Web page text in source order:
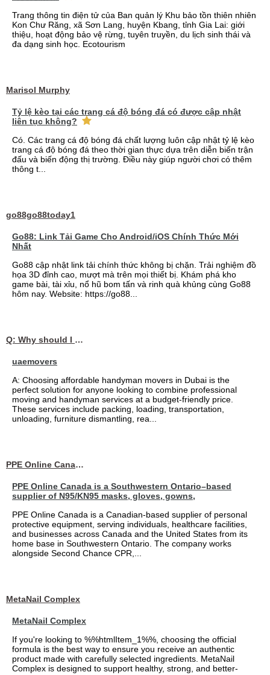
Trang thông tin điện tử của Ban quản lý Khu bảo tồn thiên nhiên
Kon Chư Răng, xã Sơn Lang, huyện Kbang, tỉnh Gia Lai: giới
thiệu, hoạt động bảo vệ rừng, tuyên truyền, du lịch sinh thái và
đa dạng sinh học. Ecotourism
Marisol Murphy
Tỷ lệ kèo tại các trang cá độ bóng đá có được cập nhật
liên tục không?
Có. Các trang cá độ bóng đá chất lượng luôn cập nhật tỷ lệ kèo
trang cá độ bóng đá theo thời gian thực dựa trên diễn biến trận
đấu và biến động thị trường. Điều này giúp người chơi có thêm
thông t...
go88go88today1
Go88: Link Tải Game Cho Android/iOS Chính Thức Mới
Nhất
Go88 cập nhật link tải chính thức không bị chặn. Trải nghiệm đồ
họa 3D đỉnh cao, mượt mà trên mọi thiết bị. Khám phá kho
game bài, tài xỉu, nổ hũ bom tấn và rinh quà khủng cùng Go88
hôm nay. Website: https://go88...
Q: Why should I choose affordable handyman movers in Dubai for my relocation and maintenance needs?
uaemovers
A: Choosing affordable handyman movers in Dubai is the
perfect solution for anyone looking to combine professional
moving and handyman services at a budget-friendly price.
These services include packing, loading, transportation,
unloading, furniture dismantling, rea...
PPE Online Canada – Bulk PPE Supplier | N95, Gloves, Masks & Medical Supplies
PPE Online Canada is a Southwestern Ontario–based
supplier of N95/KN95 masks, gloves, gowns,
PPE Online Canada is a Canadian-based supplier of personal
protective equipment, serving individuals, healthcare facilities,
and businesses across Canada and the United States from its
home base in Southwestern Ontario. The company works
alongside Second Chance CPR,...
MetaNail Complex
MetaNail Complex
If you're looking to %%htmlItem_1%%, choosing the official
formula is the best way to ensure you receive an authentic
product made with carefully selected ingredients. MetaNail
Complex is designed to support healthy, strong, and better-